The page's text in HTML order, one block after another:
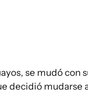
se mudó con
decidió mudarse